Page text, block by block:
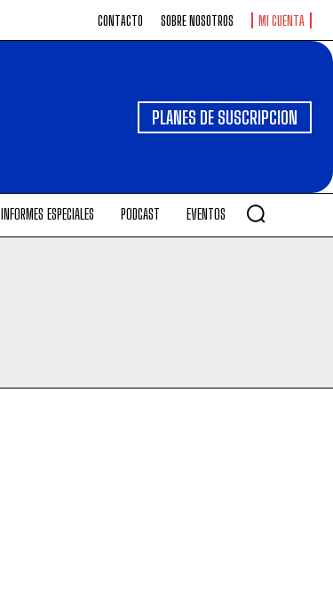
CONTACTO SOBRE NOSOTROS MI CUENTA
PLANES DE SUSCRIPCION
INFORMES ESPECIALES PODCAST EVENTOS